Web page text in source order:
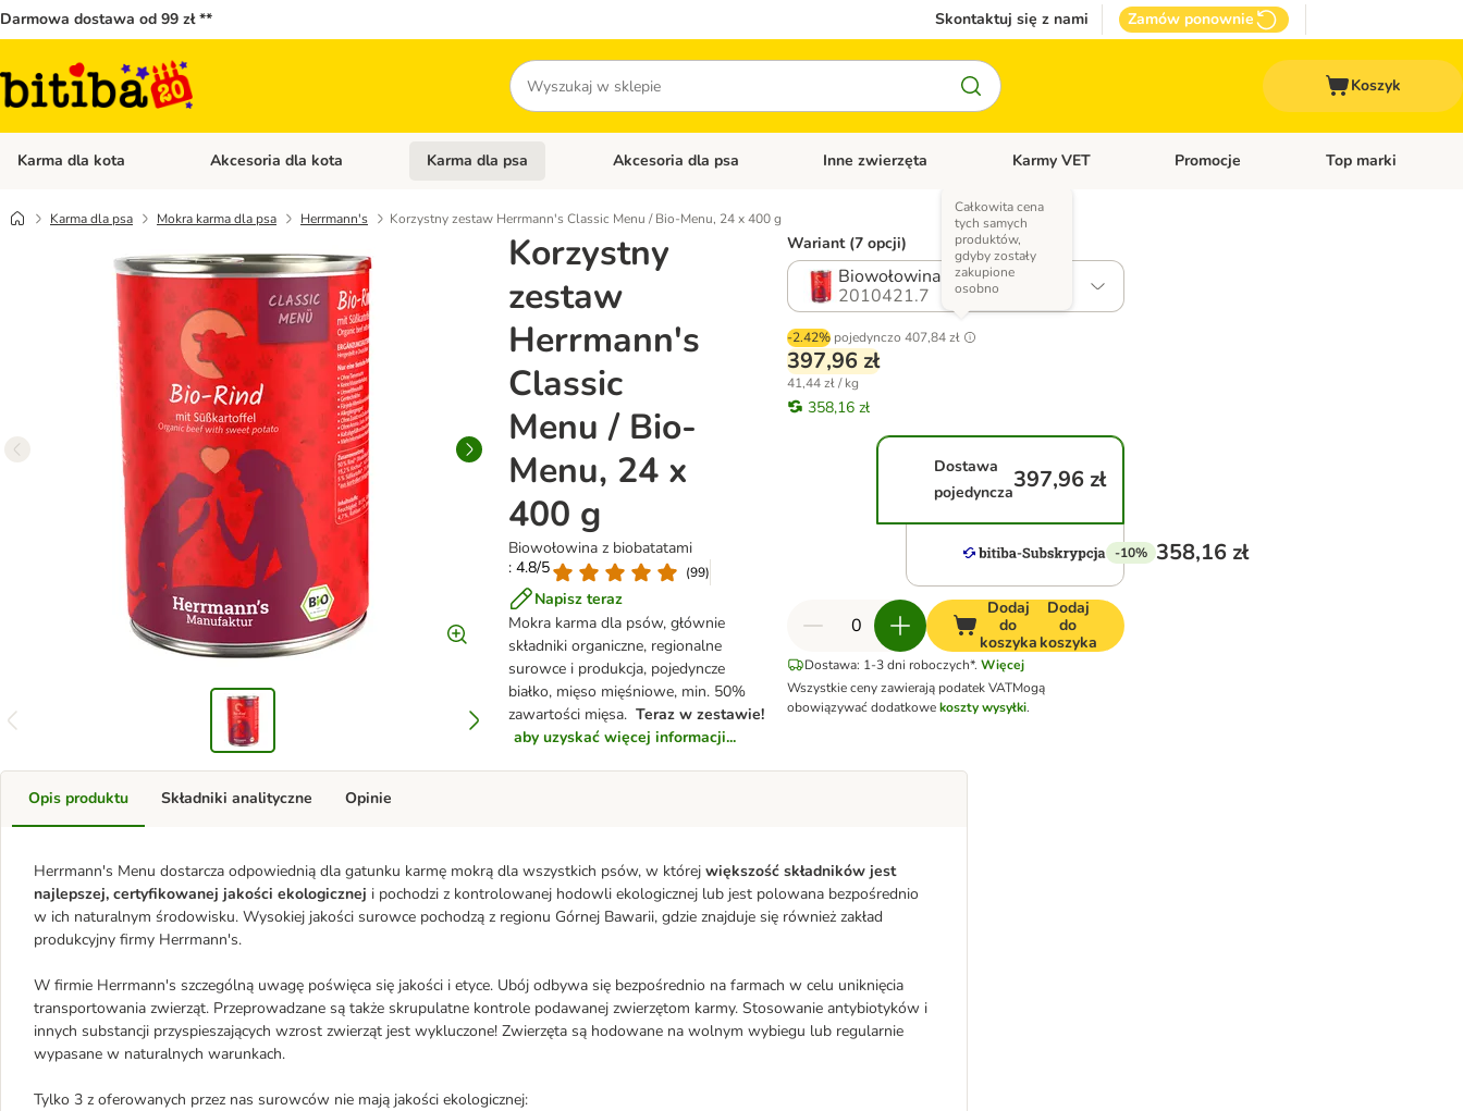
Darmowa dostawa od 99 zł ** Skontaktuj się z nami Zamów ponownie
Szukaj
Koszyk
Karma dla kota Otwórz menu kategorii: Karma dla kota
Akcesoria dla kota Otwórz menu kategorii: Akcesoria dla kota
Karma dla psa Otwórz menu kategorii: Karma dla psa
Akcesoria dla psa Otwórz menu kategorii: Akcesoria dla psa
Inne zwierzęta Otwórz menu kategorii: Inne zwierzęta
Karmy VET Otwórz menu kategorii: Karmy VET
Promocje Otwórz menu
Top marki
Karma dla psa Mokra karma dla psa Herrmann's Korzystny zestaw Herrmann's Classic Menu / Bio-Menu, 24 x 400 g
Korzystny
zestaw
Herrmann's
Classic
Menu / Bio-
Menu, 24 x
400 g
Biowołowina z biobatatami
: 4.8/5
(99)
Napisz teraz
Mokra karma dla psów, głównie
składniki organiczne, regionalne
surowce i produkcja, pojedyncze
białko, mięso mięśniowe, min. 50%
zawartości mięsa. Teraz w zestawie!
aby uzyskać więcej informacji...
Wariant (7 opcji)
Biowołowina z biobatatami
2010421.7
-2.42% pojedynczo 407,84 zł
Całkowita cena
tych samych
produktów,
gdyby zostały
zakupione
osobno
397,96 zł
41,44 zł / kg
358,16 zł
Dostawa
pojedyncza397,96 zł
-10% 358,16 zł
Dodaj
do
koszyka
Dodaj
do
koszyka
Dostawa: 1-3 dni roboczych*. Więcej
Wszystkie ceny zawierają podatek VATMogą
obowiązywać dodatkowekoszty wysyłki.
Opis produktu
Herrmann's Menu dostarcza odpowiednią dla gatunku karmę mokrą dla wszystkich psów, w której większość składników jest
najlepszej, certyfikowanej jakości ekologicznej i pochodzi z kontrolowanej hodowli ekologicznej lub jest polowana bezpośrednio
w ich naturalnym środowisku. Wysokiej jakości surowce pochodzą z regionu Górnej Bawarii, gdzie znajduje się również zakład
produkcyjny firmy Herrmann's.
W firmie Herrmann's szczególną uwagę poświęca się jakości i etyce. Ubój odbywa się bezpośrednio na farmach w celu uniknięcia
transportowania zwierząt. Przeprowadzane są także skrupulatne kontrole podawanej zwierzętom karmy. Stosowanie antybiotyków i
innych substancji przyspieszających wzrost zwierząt jest wykluczone! Zwierzęta są hodowane na wolnym wybiegu lub regularnie
wypasane w naturalnych warunkach.
Tylko 3 z oferowanych przez nas surowców nie mają jakości ekologicznej:
Składniki analityczne Opinie